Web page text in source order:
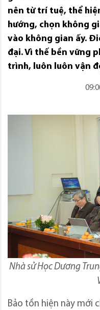
nên từ trí tuệ, thể
hướng, chọn không
vào không gian ấy.
đại. Vì thế bền vững
trình, luôn luôn vận
Nhà sử Học Dương
Bảo tồn hiện này mới